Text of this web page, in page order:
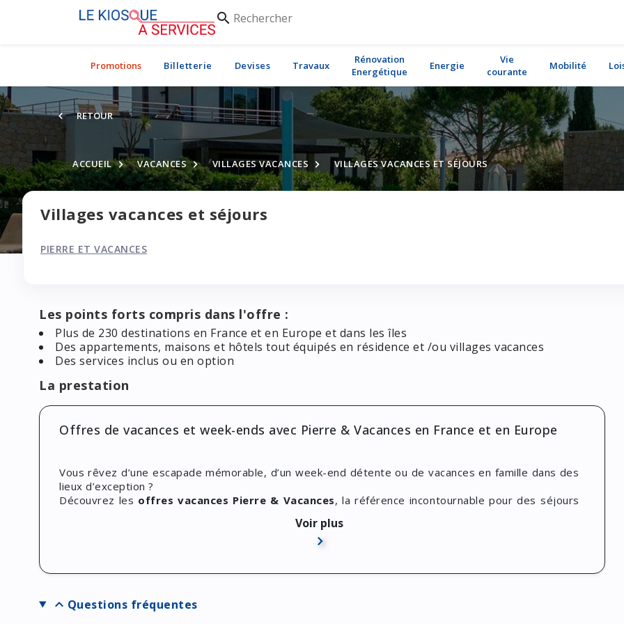
search
Rechercher
Promotions Billetterie Devises Travaux
Rénovation
Energétique
Energie
Vie
courante
Mobilité
RETOUR
ACCUEIL VACANCES VILLAGES VACANCES VILLAGES VACANCES ET SÉJOURS
Villages vacances et séjours
PIERRE ET VACANCES
Les points forts compris dans l'offre :
Plus de 230 destinations en France et en Europe et dans les îles
Des appartements, maisons et hôtels tout équipés en résidence et /ou villages vacances
Des services inclus ou en option
La prestation
Offres de vacances et week-ends avec Pierre & Vacances en France et en Europe
Vous rêvez d’une escapade mémorable, d’un week-end détente ou de vacances en famille dans des
lieux d’exception ?
Découvrez les offres vacances Pierre & Vacances, la référence incontournable pour des séjours
Que vous soyez amateur de bord de mer, de montagne ou de campagne, Pierre & Vacances vous
propose une large gamme d’hébergements et d’expériences pour satisfaire toutes vos envies.
village vacances, en cliquant sur"J'en profite"!
Partez en toute sérénité avec Pierre & Vacances
Voir plus
expand_more Questions fréquentes